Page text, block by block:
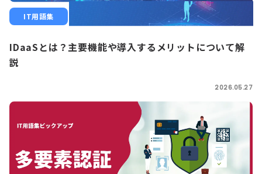
IT用語集
IDaaSとは？主要機能や導入するメリットについて解
説
2026.05.27